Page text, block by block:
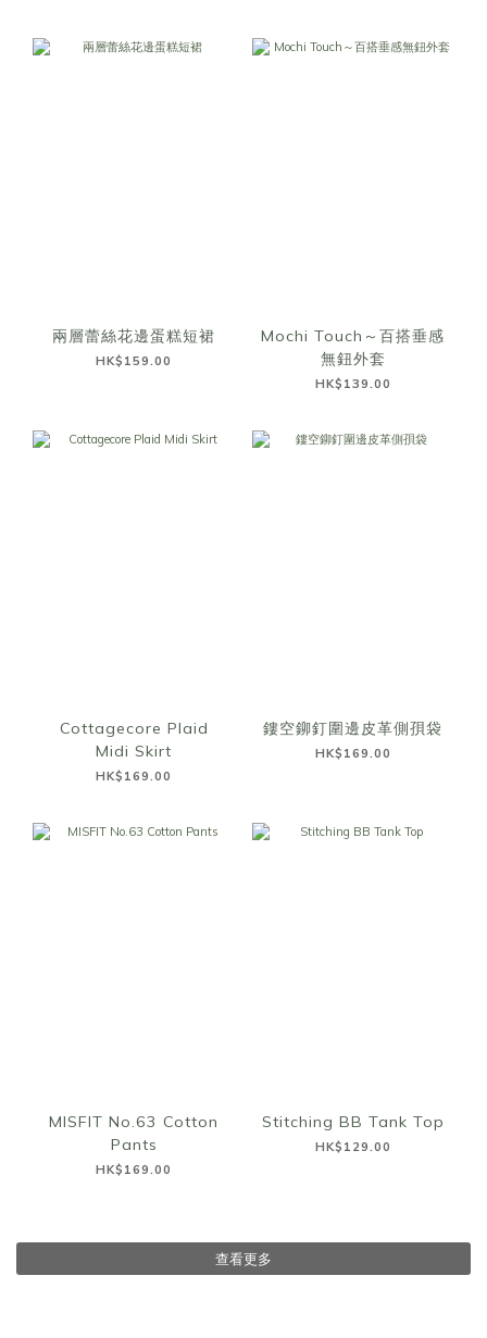
兩層蕾絲花邊蛋糕短裙
HK$159.00
Mochi Touch～百搭垂感
無鈕外套
HK$139.00
Cottagecore Plaid
Midi Skirt
HK$169.00
鏤空鉚釘圍邊皮革側孭袋
HK$169.00
MISFIT No.63 Cotton
Pants
HK$169.00
Stitching BB Tank Top
HK$129.00
查看更多